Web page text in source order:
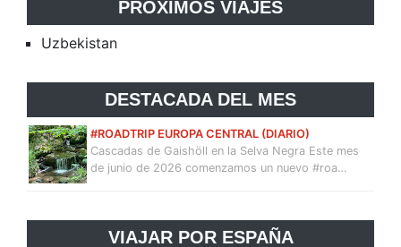
PRÓXIMOS VIAJES
Uzbekistan
DESTACADA DEL MES
#ROADTRIP EUROPA CENTRAL (DIARIO)
Cascadas de Gaishöll en la Selva Negra Este mes
de junio de 2026 comenzamos un nuevo #roa…
VIAJAR POR ESPAÑA